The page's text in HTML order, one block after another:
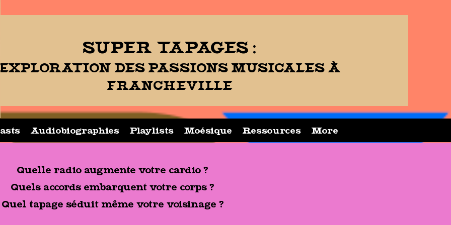
SUPER TAPAGES :
DES PASSIONS MUSICALES À
FRANCHEVILLE
Audiobiographies Playlists Moésique Ressources More
Quelle radio augmente votre cardio ?
Quels accords embarquent votre corps ?
Quel tapage séduit même votre voisinage ?